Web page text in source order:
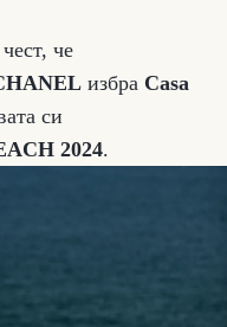
че
избра Casa
си
2024.